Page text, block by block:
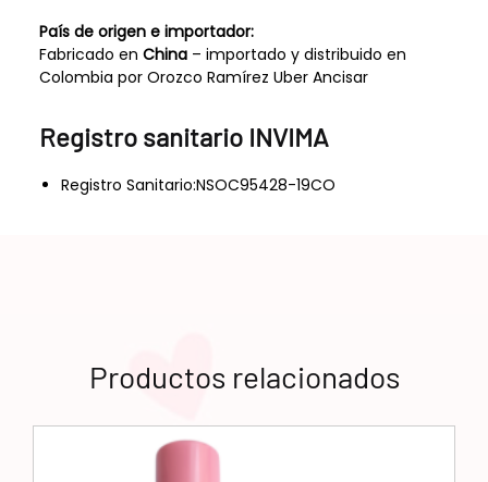
País de origen e importador:
Fabricado en China– importado y distribuido en
Colombia por Orozco Ramírez Uber Ancisar
Registro sanitario INVIMA
Registro Sanitario:NSOC95428-19CO
Productos relacionados